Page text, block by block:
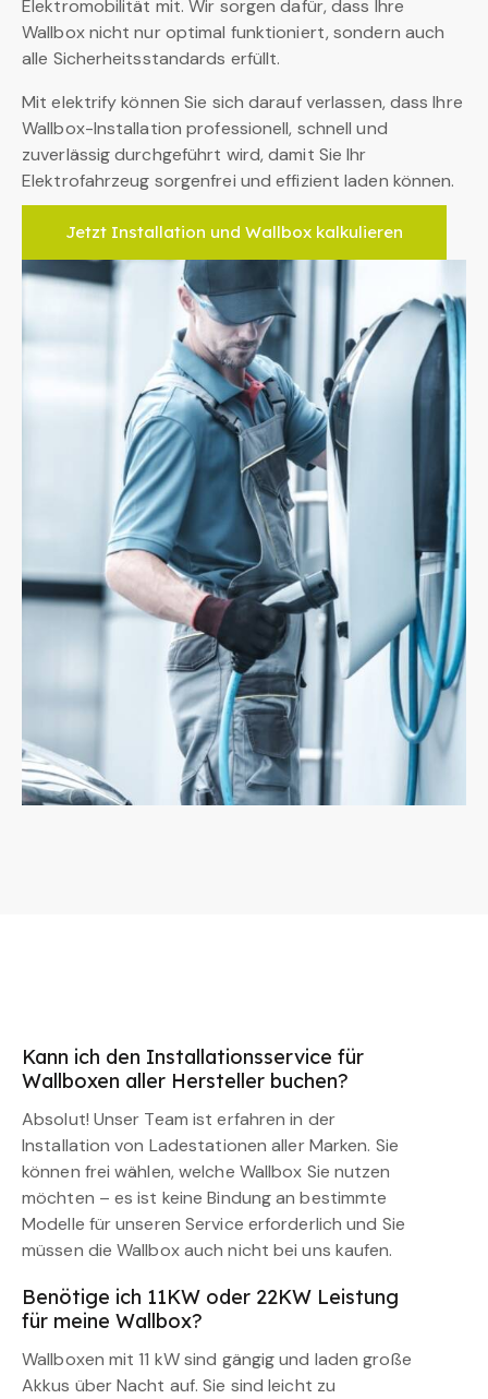
Elektromobilität mit. Wir sorgen dafür, dass Ihre
Wallbox nicht nur optimal funktioniert, sondern auch
alle Sicherheitsstandards erfüllt.
Mit elektrify können Sie sich darauf verlassen, dass Ihre
Wallbox-Installation professionell, schnell und
zuverlässig durchgeführt wird, damit Sie Ihr
Elektrofahrzeug sorgenfrei und effizient laden können.
Jetzt Installation und Wallbox kalkulieren
Kann ich den Installationsservice für
Wallboxen aller Hersteller buchen?
Absolut! Unser Team ist erfahren in der
Installation von Ladestationen aller Marken. Sie
können frei wählen, welche Wallbox Sie nutzen
möchten – es ist keine Bindung an bestimmte
Modelle für unseren Service erforderlich und Sie
müssen die Wallbox auch nicht bei uns kaufen.
Benötige ich 11KW oder 22KW Leistung
für meine Wallbox?
Wallboxen mit 11 kW sind gängig und laden große
Akkus über Nacht auf. Sie sind leicht zu